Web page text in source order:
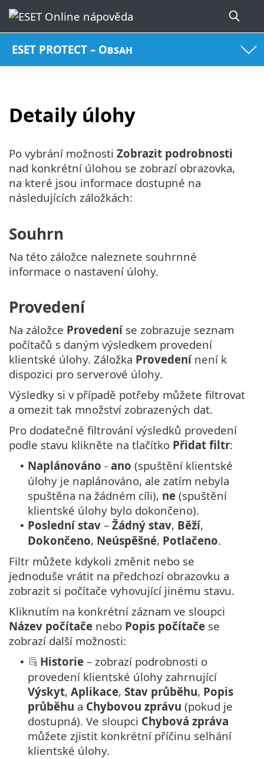
ESET PROTECT – Obsah
Detaily úlohy
Po vybrání možnosti Zobrazit podrobnosti
nad konkrétní úlohou se zobrazí obrazovka,
na které jsou informace dostupné na
následujících záložkách:
Souhrn
Na této záložce naleznete souhrnné
informace o nastavení úlohy.
Provedení
Na záložce Provedeníse zobrazuje seznam
počítačů s daným výsledkem provedení
klientské úlohy. Záložka Provedenínení k
dispozici pro serverové úlohy.
Výsledky si v případě potřeby můžete filtrovat
a omezit tak množství zobrazených dat.
Pro dodatečné filtrování výsledků provedení
podle stavu klikněte na tlačítko Přidat filtr:
• Naplánováno - ano (spuštění klientské
úlohy je naplánováno, ale zatím nebyla
spuštěna na žádném cíli), ne (spuštění
klientské úlohy bylo dokončeno).
• Poslední stav – Žádný stav, Běží,
Dokončeno, Neúspěšné, Potlačeno.
Filtr můžete kdykoli změnit nebo se
jednoduše vrátit na předchozí obrazovku a
zobrazit si počítače vyhovující jinému stavu.
Kliknutím na konkrétní záznam ve sloupci
Název počítače nebo Popis počítače se
zobrazí další možnosti:
• Historie – zobrazí podrobnosti o
provedení klientské úlohy zahrnující
Výskyt, Aplikace, Stav průběhu, Popis
průběhu a Chybovou zprávu (pokud je
dostupná). Ve sloupci Chybová zpráva
můžete zjistit konkrétní příčinu selhání
klientské úlohy.